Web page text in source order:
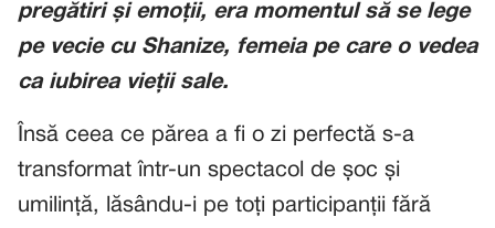
pregătiri și emoții, era momentul să se lege
pe vecie cu Shanize, femeia pe care o vedea
ca iubirea vieții sale.
Însă ceea ce părea a fi o zi perfectă s-a
transformat într-un spectacol de șoc și
umilință, lăsându-i pe toți participanții fără